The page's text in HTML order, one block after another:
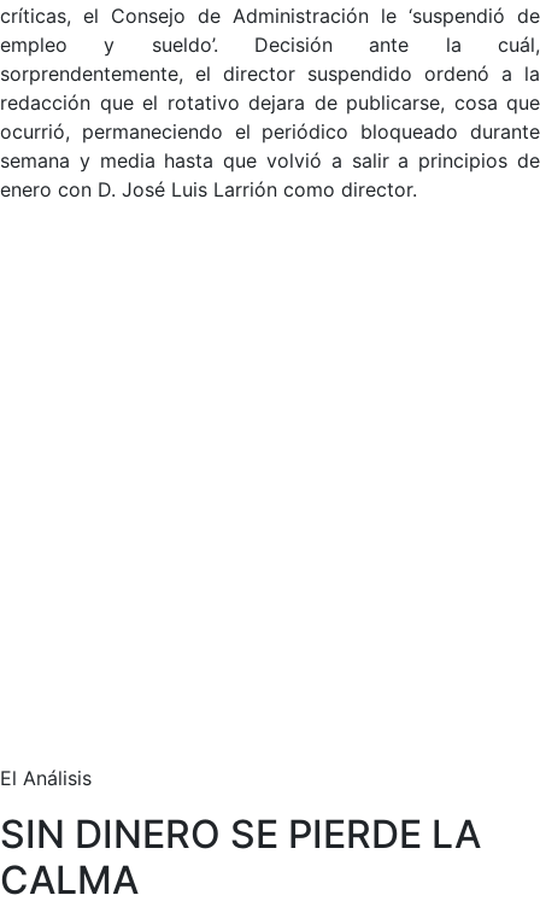
críticas, el Consejo de Administración le ‘suspendió de
empleo y sueldo’. Decisión ante la cuál,
sorprendentemente, el director suspendido ordenó a la
redacción que el rotativo dejara de publicarse, cosa que
ocurrió, permaneciendo el periódico bloqueado durante
semana y media hasta que volvió a salir a principios de
enero con D. José Luis Larrión como director.
El Análisis
SIN DINERO SE PIERDE LA
CALMA